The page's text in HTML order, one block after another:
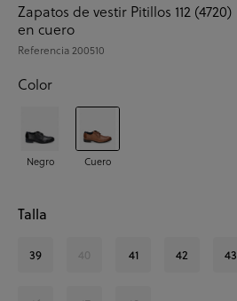
Zapatos de vestir Pitillos 112 (4720)
en cuero
Referencia200510
Color
Negro Cuero
Talla
39 40 41 42 43